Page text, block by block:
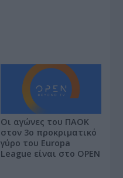
Οι αγώνες του ΠΑΟΚ
στον 3ο προκριματικό
γύρο του Europa
League είναι στο OPEN